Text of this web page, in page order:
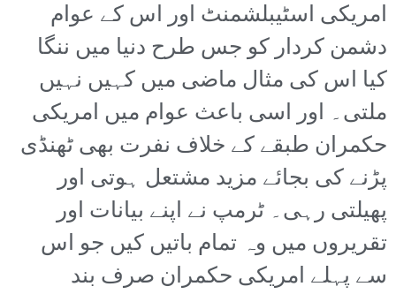
امریکی اسٹیبلشمنٹ اور اس کے عوام
دشمن کردار کو جس طرح دنیا میں ننگا
کیا اس کی مثال ماضی میں کہیں نہیں
ملتی۔ اور اسی باعث عوام میں امریکی
حکمران طبقے کے خلاف نفرت بھی ٹھنڈی
پڑنے کی بجائے مزید مشتعل ہوتی اور
پھیلتی رہی۔ ٹرمپ نے اپنے بیانات اور
تقریروں میں وہ تمام باتیں کیں جو اس
سے پہلے امریکی حکمران صرف بند